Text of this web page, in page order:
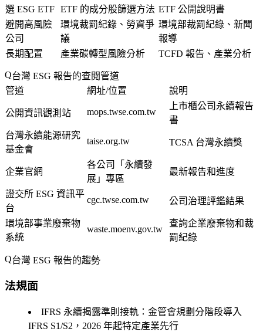
選 ESG ETF ETF 的成分股篩選方法 ETF 公開說明書
避開高風險
公司
環境裁罰紀錄、勞資爭
議
環境部裁罰紀錄、新聞
報導
長期配置
產業碳轉型風險分析 TCFD 報告、產業分析
台灣 ESG 報告的查閱管道
管道
網址/位置 說明
公開資訊觀測站 mops.twse.com.tw
上市櫃公司永續報告
書
台灣永續能源研究
基金會
taise.org.tw TCSA 台灣永續獎
企業官網
各公司「永續發
展」專區
最新報告和進度
證交所 ESG 資訊平
台
cgc.twse.com.tw 公司治理評鑑結果
環境部事業廢棄物
系統
waste.moenv.gov.tw
查詢企業廢棄物和裁
罰紀錄
台灣 ESG 報告的趨勢
法規面
IFRS 永續揭露準則接軌 ：金管會規劃分階段導入
IFRS S1/S2，2026 年起特定產業先行